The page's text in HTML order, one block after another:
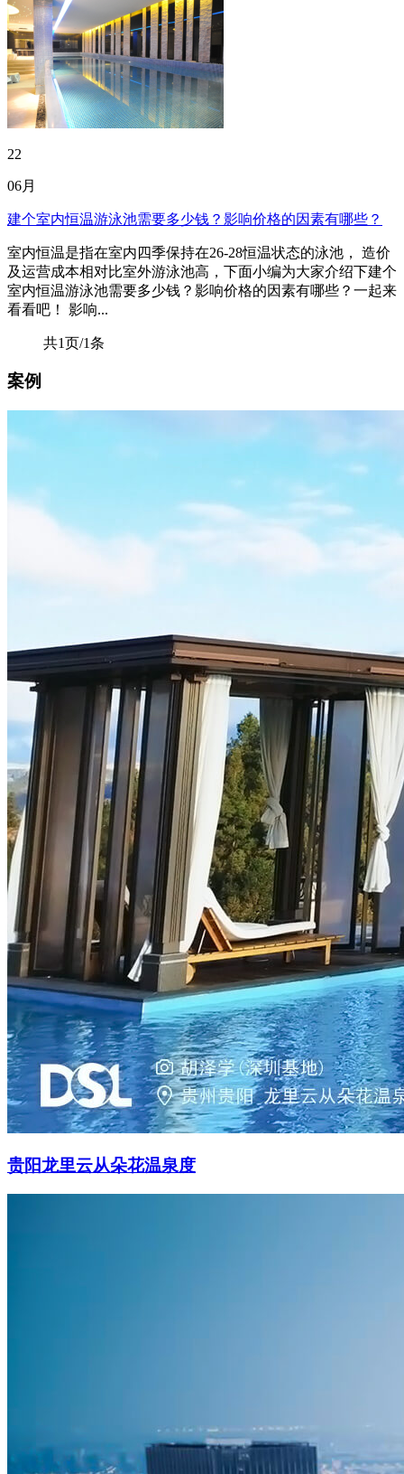
22
06月
建个室内恒温游泳池需要多少钱？影响价格的因素有哪些？
室内恒温是指在室内四季保持在26-28恒温状态的泳池， 造价
及运营成本相对比室外游泳池高，下面小编为大家介绍下建个
室内恒温游泳池需要多少钱？影响价格的因素有哪些？一起来
看看吧！ 影响...
共1页/1条
案例
贵阳龙里云从朵花温泉度